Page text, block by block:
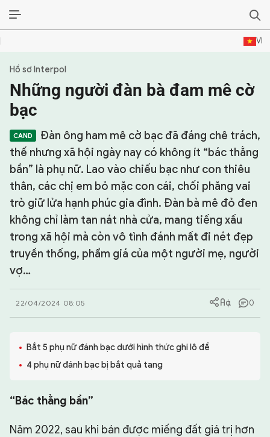
VI
SỰ KIỆN & BÌNH LUẬN
HẬU TRƯỜNG
KINH TẾ - VĂN HÓA - THỂ THAO
HỒ SƠ MẬT
PHÓNG SỰ
HỒ SƠ INTERPOL
VỤ ÁN NỔI TIẾNG
TƯ LIỆU
Hồ sơ Interpol
Những người đàn bà đam mê cờ
bạc
Đàn ông ham mê cờ bạc đã đáng chê trách,
thế nhưng xã hội ngày nay có không ít “bác thằng
bần” là phụ nữ. Lao vào chiếu bạc như con thiêu
thân, các chị em bỏ mặc con cái, chối phăng vai
trò giữ lửa hạnh phúc gia đình. Đàn bà mê đỏ đen
không chỉ làm tan nát nhà cửa, mang tiếng xấu
trong xã hội mà còn vô tình đánh mất đi nét đẹp
truyền thống, phẩm giá của một người mẹ, người
vợ…
22/04/2024 08:05 0
Bắt 5 phụ nữ đánh bạc dưới hình thức ghi lô đề
4 phụ nữ đánh bạc bị bắt quả tang
“Bác thằng bần”
Năm 2022, sau khi bán được miếng đất giá trị hơn